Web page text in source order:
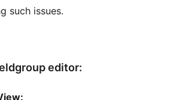
such issues.
editor: